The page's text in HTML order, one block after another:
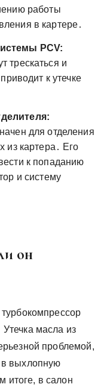
работы
в картере․
PCV:
трескаться и
к утечке
для отделения
из картера․ Его
к попаданию
и систему
он
масла из
проблемой,
выхлопную
итоге, в салон